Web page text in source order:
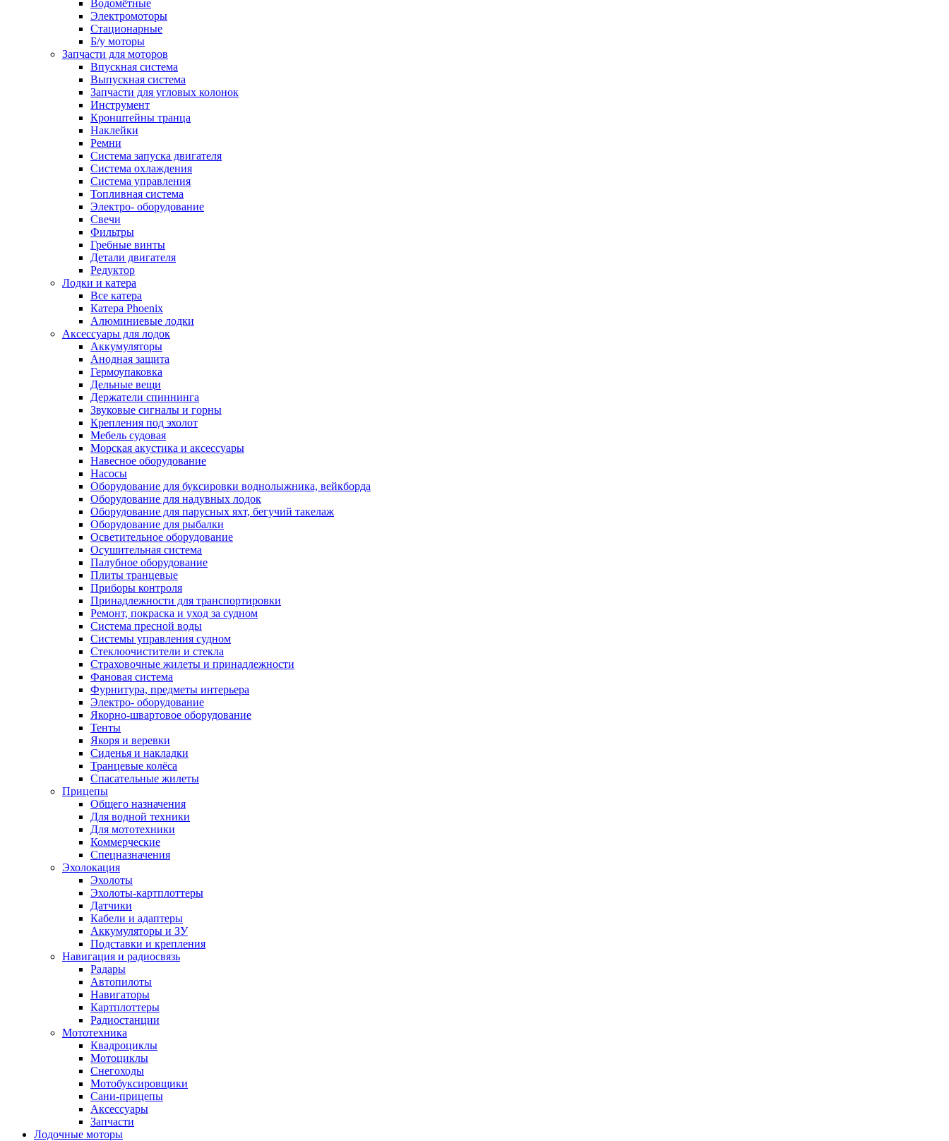
Водомётные
Электромоторы
Стационарные
Б/у моторы
Запчасти для моторов
Впускная система
Выпускная система
Запчасти для угловых колонок
Инструмент
Кронштейны транца
Наклейки
Ремни
Система запуска двигателя
Система охлаждения
Система управления
Топливная система
Электро- оборудование
Свечи
Фильтры
Гребные винты
Детали двигателя
Редуктор
Лодки и катера
Все катера
Катера Phoenix
Алюминиевые лодки
Аксессуары для лодок
Аккумуляторы
Анодная защита
Гермоупаковка
Дельные вещи
Держатели спиннинга
Звуковые сигналы и горны
Крепления под эхолот
Мебель судовая
Морская акустика и аксессуары
Навесное оборудование
Насосы
Оборудование для буксировки воднолыжника, вейкборда
Оборудование для надувных лодок
Оборудование для парусных яхт, бегучий такелаж
Оборудование для рыбалки
Осветительное оборудование
Осушительная система
Палубное оборудование
Плиты транцевые
Приборы контроля
Принадлежности для транспортировки
Ремонт, покраска и уход за судном
Система пресной воды
Системы управления судном
Стеклоочистители и стекла
Страховочные жилеты и принадлежности
Фановая система
Фурнитура, предметы интерьера
Электро- оборудование
Якорно-швартовое оборудование
Тенты
Якоря и веревки
Сиденья и накладки
Транцевые колёса
Спасательные жилеты
Прицепы
Общего назначения
Для водной техники
Для мототехники
Коммерческие
Спецназначения
Эхолокация
Эхолоты
Эхолоты-картплоттеры
Датчики
Кабели и адаптеры
Аккумуляторы и ЗУ
Подставки и крепления
Навигация и радиосвязь
Радары
Автопилоты
Навигаторы
Картплоттеры
Радиостанции
Мототехника
Квадроциклы
Мотоциклы
Снегоходы
Мотобуксировщики
Сани-прицепы
Аксессуары
Запчасти
Лодочные моторы